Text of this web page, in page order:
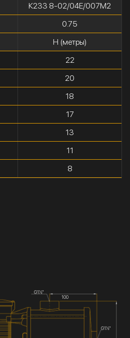
К233 8-02/04Е/007М2
0.75
H (метры)
22
20
18
17
13
11
8
G1½''
G1½''
100